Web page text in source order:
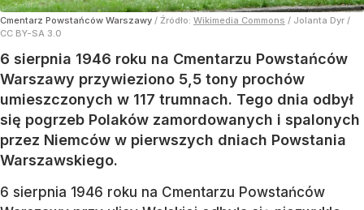
Cmentarz Powstańców Warszawy / Źródło: Wikimedia Commons / Jolanta Dyr /
CC BY-SA 3.0
6 sierpnia 1946 roku na Cmentarzu Powstańców
Warszawy przywieziono 5,5 tony prochów
umieszczonych w 117 trumnach. Tego dnia odbył
się pogrzeb Polaków zamordowanych i spalonych
przez Niemców w pierwszych dniach Powstania
Warszawskiego.
6 sierpnia 1946 roku na Cmentarzu Powstańców